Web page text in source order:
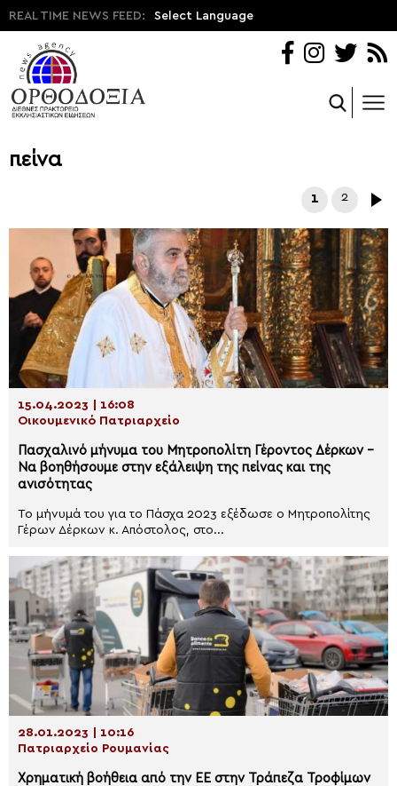
REAL TIME NEWS FEED: Select Language
πείνα
1 2
15.04.2023 | 16:08
Οικουμενικό Πατριαρχείο
Πασχαλινό μήνυμα του Μητροπολίτη Γέροντος Δέρκων –
Να βοηθήσουμε στην εξάλειψη της πείνας και της
ανισότητας
Το μήνυμά του για το Πάσχα 2023 εξέδωσε ο Μητροπολίτης
Γέρων Δέρκων κ. Απόστολος, στο...
28.01.2023 | 10:16
Πατριαρχείο Ρουμανίας
Χρηματική βοήθεια από την ΕΕ στην Τράπεζα Τροφίμων